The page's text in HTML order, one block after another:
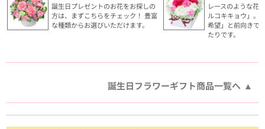
誕生日プレゼントのお花をお探しの
方は、まずこちらをチェック！ 豊富
な種類からお選びいただけます。
レースのような花
ルコキキョウ」。
希望」と前向きで
たりです。
誕生日フラワーギフト商品一覧へ